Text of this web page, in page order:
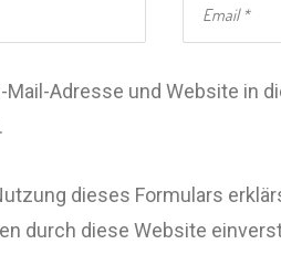
Mail-Adresse und Website in
dieses Formulars
durch diese Website